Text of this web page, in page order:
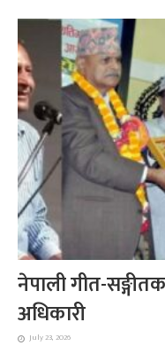
नेपाली गीत-
अधिकारी
July 23, 2026